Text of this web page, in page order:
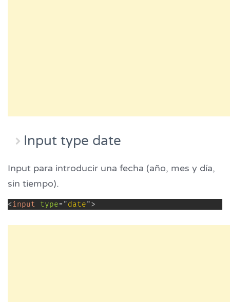
Input type date
Input para introducir una fecha (año, mes y día,
sin tiempo).
<input type= "date">